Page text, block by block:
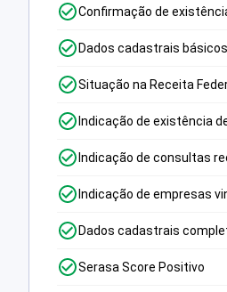
Confirmação de
Dados cadastrais básicos
Situação na Receita
Indicação de existência
Indicação de consultas
Indicação de empresas
Dados cadastrais
Serasa Score Positivo